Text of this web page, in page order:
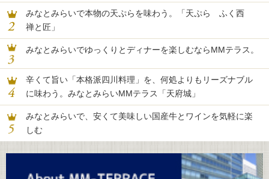
みなとみらいで本物の天ぷらを味わう。「天ぷら ふく西
禅と匠」
みなとみらいでゆっくりとディナーを楽しむならMMテラス。
辛くて旨い「本格派四川料理」を、何処よりもリーズナブル
に味わう。みなとみらいMMテラス「天府城」
みなとみらいで、安くて美味しい国産牛とワインを気軽に楽
しむ